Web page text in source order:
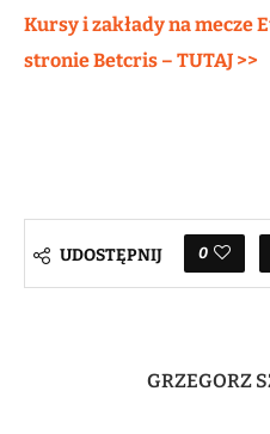
Kursy i zakłady na mecze
stronie Betcris – TUTAJ >>
UDOSTĘPNIJ 0
GRZEGORZ